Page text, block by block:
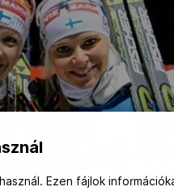
Ezen fájlok